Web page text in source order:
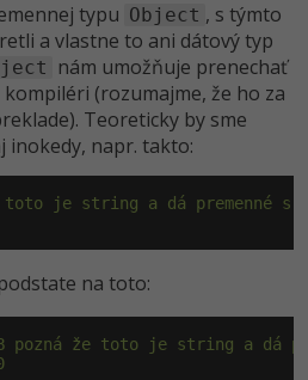
typu Object , s týmto
a vlastne to ani dátový typ
nám umožňuje prenechať
(rozumajme, že ho za
Teoreticky by sme
inokedy, napr. takto:
toto je string a dá premenné
na toto:
pozná že toto je string a dá